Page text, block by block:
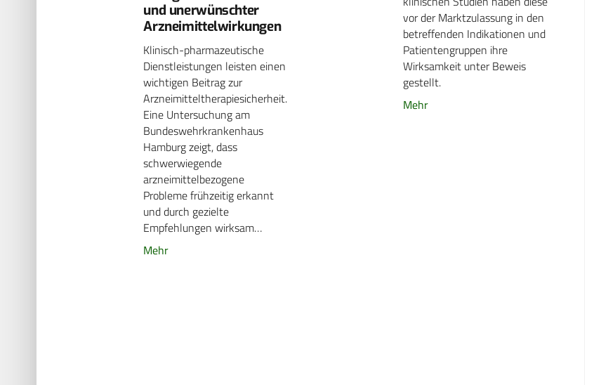
und unerwünschter
Arzneimittelwirkungen
Klinisch-pharmazeutische
Dienstleistungen leisten einen
wichtigen Beitrag zur
Arzneimitteltherapiesicherheit.
Eine Untersuchung am
Bundeswehrkrankenhaus
Hamburg zeigt, dass
schwerwiegende
arzneimittelbezogene
Probleme frühzeitig erkannt
und durch gezielte
Empfehlungen wirksam…
Mehr
vor der Marktzulassung in den
betreffenden Indikationen und
Patientengruppen ihre
Wirksamkeit unter Beweis
gestellt.
Mehr